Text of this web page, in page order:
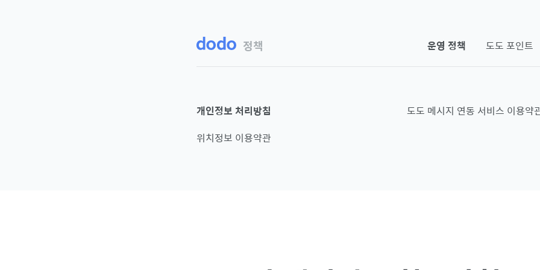
정책 운영 정책 도도 포인트
개인정보 처리방침
위치정보 이용약관
도도 메시지 연동 서비스 이용약